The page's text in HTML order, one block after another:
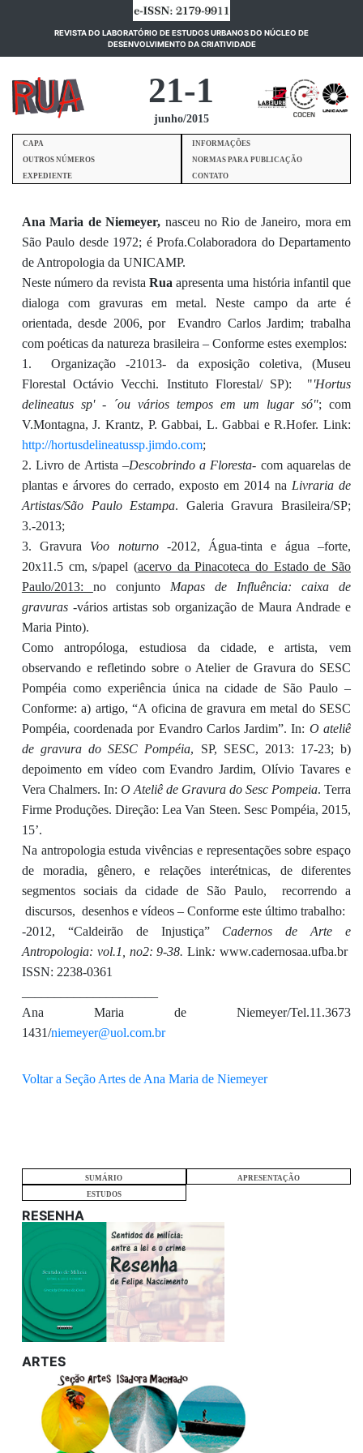
REVISTA DO LABORATÓRIO DE ESTUDOS URBANOS DO NÚCLEO DE
DESENVOLVIMENTO DA CRIATIVIDADE(current)
21-1
junho/2015
CAPA
INFORMAÇÕES
OUTROS NÚMEROS
NORMAS PARA PUBLICAÇÃO
EXPEDIENTE
CONTATO
Ana Maria de Niemeyer, nasceu no Rio de Janeiro, mora em
São Paulo desde 1972; é Profa.Colaboradora do Departamento
de Antropologia da UNICAMP.
Neste número da revista Rua apresenta uma história infantil que
dialoga com gravuras em metal. Neste campo da arte é
orientada, desde 2006, por Evandro Carlos Jardim; trabalha
com poéticas da natureza brasileira – Conforme estes exemplos:
1. Organização -21013- da exposição coletiva, (Museu
Florestal Octávio Vecchi. Instituto Florestal/ SP): "'Hortus
delineatus sp' - ´ou vários tempos em um lugar só"; com
V.Montagna, J. Krantz, P. Gabbai, L. Gabbai e R.Hofer. Link:
http://hortusdelineatussp.jimdo.com;
2. Livro de Artista –Descobrindo a Floresta- com aquarelas de
plantas e árvores do cerrado, exposto em 2014 na Livraria de
Artistas/São Paulo Estampa. Galeria Gravura Brasileira/SP;
3.-2013;
3. Gravura Voo noturno-2012, Água-tinta e água –forte,
20x11.5 cm, s/papel (acervo da Pinacoteca do Estado de São
Paulo/2013: no conjunto Mapas de Influência: caixa de
gravuras-vários artistas sob organização de Maura Andrade e
Maria Pinto).
Como antropóloga, estudiosa da cidade, e artista, vem
observando e refletindo sobre o Atelier de Gravura do SESC
Pompéia como experiência única na cidade de São Paulo –
Conforme: a) artigo, “A oficina de gravura em metal do SESC
Pompéia, coordenada por Evandro Carlos Jardim”. In: O ateliê
de gravura do SESC Pompéia, SP, SESC, 2013: 17-23; b)
depoimento em vídeo com Evandro Jardim, Olívio Tavares e
Vera Chalmers. In: O Ateliê de Gravura do Sesc Pompeia. Terra
Firme Produções. Direção: Lea Van Steen. Sesc Pompéia, 2015,
15’.
Na antropologia estuda vivências e representações sobre espaço
de moradia, gênero, e relações interétnicas, de diferentes
segmentos sociais da cidade de São Paulo, recorrendo a
discursos, desenhos e vídeos – Conforme este último trabalho:
-2012, “Caldeirão de Injustiça” Cadernos de Arte e
Antropologia: vol.1, no2: 9-38.Link: www.cadernosaa.ufba.br
ISSN: 2238-0361
Ana Maria de Niemeyer/Tel.11.3673
1431/niemeyer@uol.com.br
Voltar a Seção Artes de Ana Maria de Niemeyer
SUMÁRIO
APRESENTAÇÃO
ESTUDOS
RESENHA
ARTES